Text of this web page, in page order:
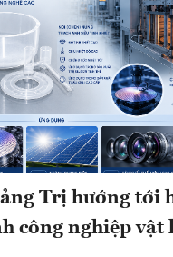
Trị hướng tới
công nghiệp vật